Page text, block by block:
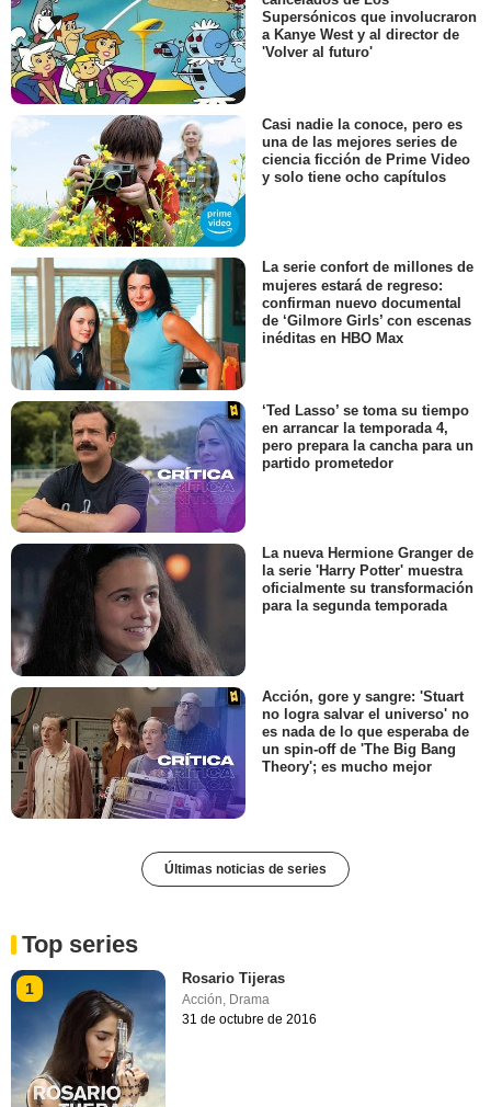
Supersónicos que involucraron
a Kanye West y al director de
'Volver al futuro'
Casi nadie la conoce, pero es
una de las mejores series de
ciencia ficción de Prime Video
y solo tiene ocho capítulos
La serie confort de millones de
mujeres estará de regreso:
confirman nuevo documental
de ‘Gilmore Girls’ con escenas
inéditas en HBO Max
‘Ted Lasso’ se toma su tiempo
en arrancar la temporada 4,
pero prepara la cancha para un
partido prometedor
La nueva Hermione Granger de
la serie 'Harry Potter' muestra
oficialmente su transformación
para la segunda temporada
Acción, gore y sangre: 'Stuart
no logra salvar el universo' no
es nada de lo que esperaba de
un spin-off de 'The Big Bang
Theory'; es mucho mejor
Últimas noticias de series
Top series
1
Rosario Tijeras
Acción, Drama
31 de octubre de 2016